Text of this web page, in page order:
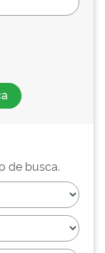
de busca.